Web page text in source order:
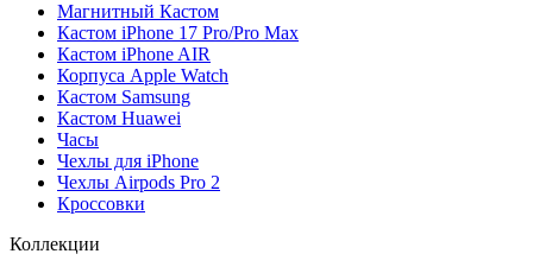
Магнитный Кастом
Кастом iPhone 17 Pro/Pro Max
Кастом iPhone AIR
Корпуса Apple Watch
Кастом Samsung
Кастом Huawei
Часы
Чехлы для iPhone
Чехлы Airpods Pro 2
Кроссовки
Коллекции